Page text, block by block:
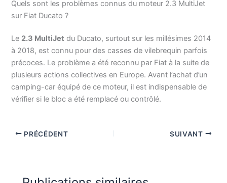
Quels sont les problèmes connus du moteur 2.3 MultiJet
sur Fiat Ducato ?
Le 2.3 MultiJet du Ducato, surtout sur les millésimes 2014
à 2018, est connu pour des casses de vilebrequin parfois
précoces. Le problème a été reconnu par Fiat à la suite de
plusieurs actions collectives en Europe. Avant l’achat d’un
camping-car équipé de ce moteur, il est indispensable de
vérifier si le bloc a été remplacé ou contrôlé.
PRÉCÉDENT SUIVANT